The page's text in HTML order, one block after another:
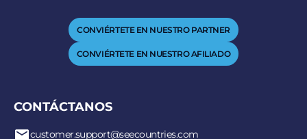
CONVIÉRTETE EN NUESTRO PARTNER
CONVIÉRTETE EN NUESTRO AFILIADO
CONTÁCTANOS
customer.support@seecountries.com